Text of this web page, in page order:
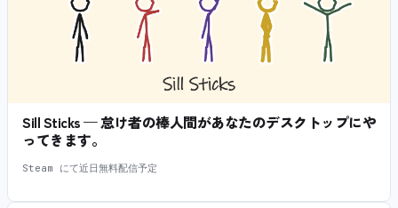
Sill Sticks — 怠け者の棒人間があなたのデスクトップにや
ってきます。
Steam にて近日無料配信予定